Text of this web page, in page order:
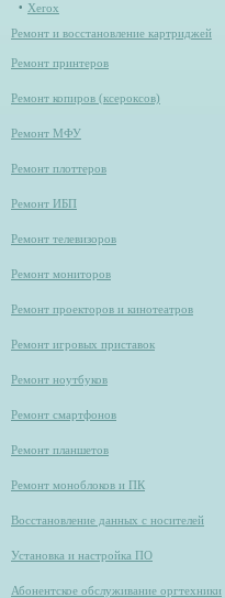
Xerox
Ремонт и восстановление картриджей
Ремонт принтеров
Ремонт копиров (ксероксов)
Ремонт МФУ
Ремонт плоттеров
Ремонт ИБП
Ремонт телевизоров
Ремонт мониторов
Ремонт проекторов и кинотеатров
Ремонт игровых приставок
Ремонт ноутбуков
Ремонт смартфонов
Ремонт планшетов
Ремонт моноблоков и ПК
Восстановление данных с носителей
Установка и настройка ПО
Абонентское обслуживание оргтехники